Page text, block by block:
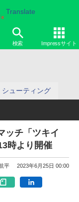
Translate
検索 Impressサイト
シューティング
ッチ「ツキイ
時より開催
平 2023年6月25日 00:00